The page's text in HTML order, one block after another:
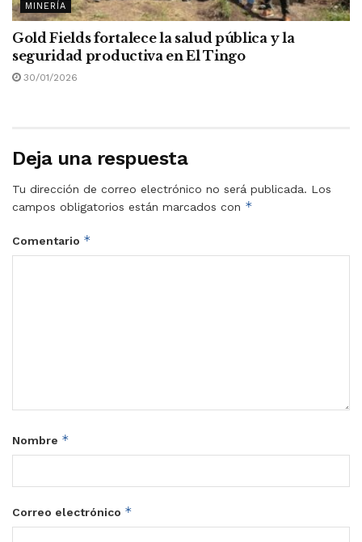
MINERÍA
Gold Fields fortalece la salud pública y la
seguridad productiva en El Tingo
30/01/2026
Deja una respuesta
Tu dirección de correo electrónico no será publicada. Los
campos obligatorios están marcados con *
Comentario *
Nombre *
Correo electrónico *